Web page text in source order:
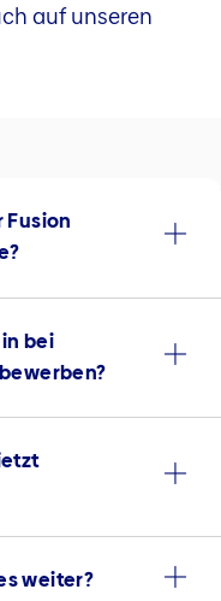
auf unseren
Fusion
bei
weiter?